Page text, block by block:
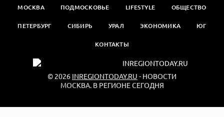
МОСКВА ПОДМОСКОВЬЕ LIFESTYLE ОБЩЕСТВО
ПЕТЕРБУРГ СИБИРЬ УРАЛ ЭКОНОМИКА ЮГ
КОНТАКТЫ
© 2026 INREGIONTODAY.RU - НОВОСТИ
МОСКВА. В РЕГИОНЕ СЕГОДНЯ